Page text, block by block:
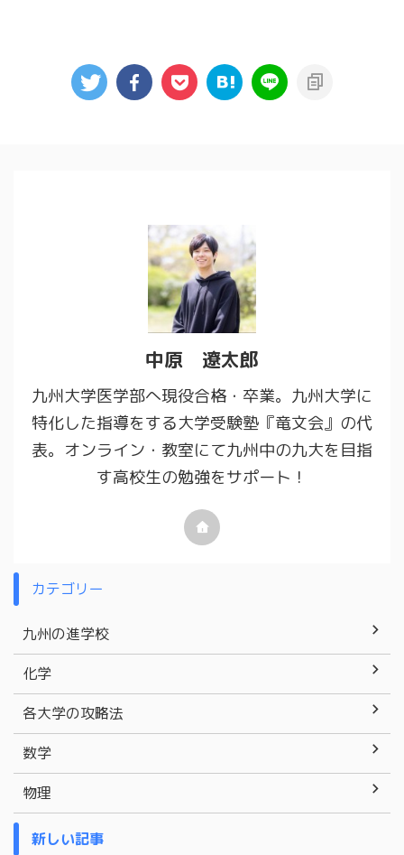
本大学医学部の高校別合格者数ラ
ンキング 熊本大学医学部の出 ...
い。 この記事では、あなたが
『良問の風』と『名問 ...
中原 遼太郎
九州大学医学部へ現役合格・卒業。九州大学に
特化した指導をする大学受験塾『竜文会』の代
表。オンライン・教室にて九州中の九大を目指
す高校生の勉強をサポート！
カテゴリー
九州の進学校
化学
各大学の攻略法
数学
物理
新しい記事